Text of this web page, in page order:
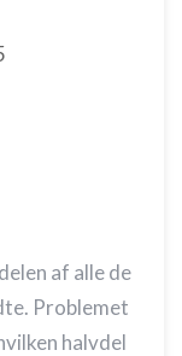
af alle de
Problemet
halvdel